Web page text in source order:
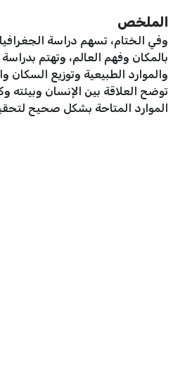
الملخص
وفي الختام، تسهم دراسة
بالمكان وفهم العالم، وتهتم
والموارد الطبيعية وتوزيع السكان
توضح العلاقة بين الإنسان وبيئته
الموارد المتاحة بشكل صحيح